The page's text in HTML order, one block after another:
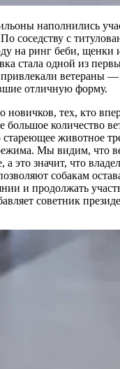
наполнились
По соседству с
на ринг беби,
стала одной из
ветераны —
отличную форму.
новичков, тех, кто
большое количество
животное
Мы видим, что
а это значит, что
собакам
и продолжать
советник